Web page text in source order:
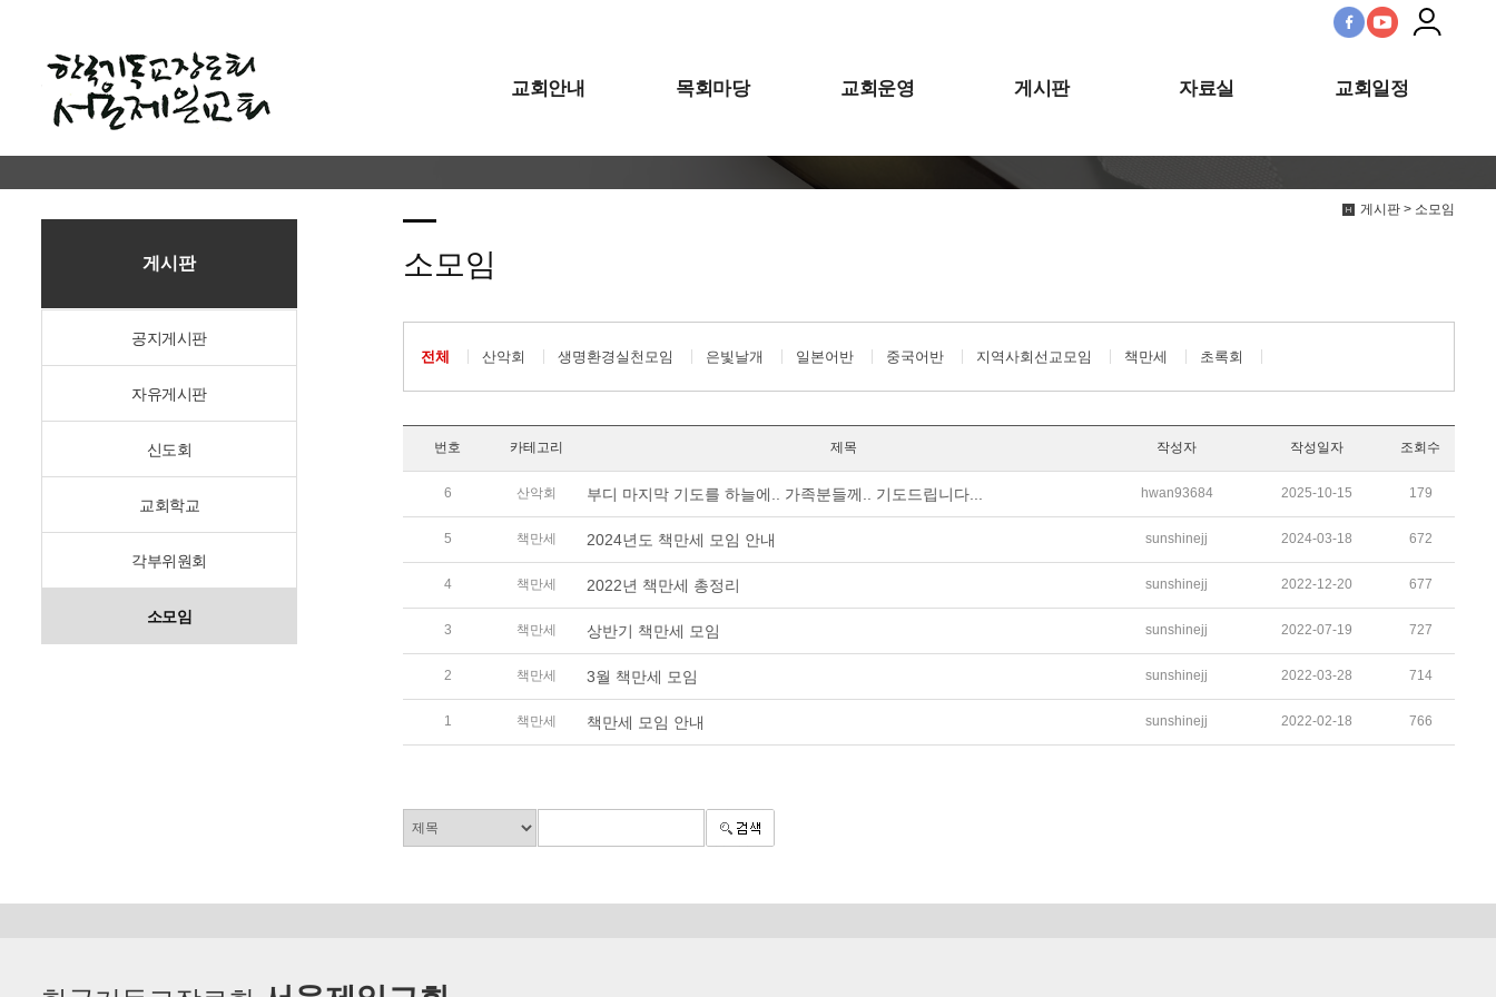
교회안내 목회마당 교회운영 게시판 자료실 교회일정
게시판 > 소모임
게시판
공지게시판
자유게시판
신도회
교회학교
각부위원회
소모임
소모임
전체 산악회 생명환경실천모임 은빛날개 일본어반 중국어반 지역사회선교모임 책만세 초록회
번호 카테고리 제목 작성자 작성일자 조회수
6 산악회 부디 마지막 기도를 하늘에.. 가족분들께.. 기도드립니다... hwan93684 2025-10-15 179
5 책만세 2024년도 책만세 모임 안내 sunshinejj 2024-03-18 672
4 책만세 2022년 책만세 총정리 sunshinejj 2022-12-20 677
3 책만세 상반기 책만세 모임 sunshinejj 2022-07-19 727
2 책만세 3월 책만세 모임 sunshinejj 2022-03-28 714
1 책만세 책만세 모임 안내 sunshinejj 2022-02-18 766